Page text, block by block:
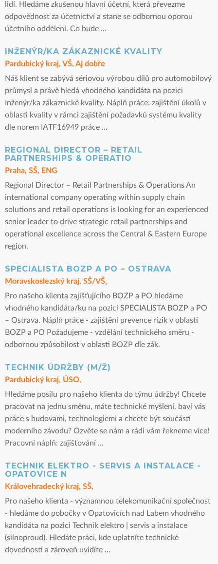
lidí. Hledáme zkušenou hlavní účetní, která převezme
odpovědnost za účetnictví a stane se odbornou oporou
účetního oddělení. Co bude ...
INŽENÝR/KA ZÁKAZNICKÉ KVALITY
Pardubický kraj, VŠ, Aj dobře
Náš klient se zabývá sériovou výrobou dílů pro automobilový
průmysl a právě hledá vhodného kandidáta na pozici
Inženýr/ka zákaznické kvality. Náplň práce: zajištění úkolů v
oblasti kvality v rámci zajištění požadavků systému kvality
dle norem IATF16949 práce ...
REGIONAL DIRECTOR – RETAIL
PARTNERSHIPS & OPERATIO
Praha, SŠ, ENG
Regional Director – Retail Partnerships & Operations An
international company operating within supply chain
solutions and retail operations is looking for an experienced
senior leader to drive strategic retail partnerships and
operational excellence across the Central & Eastern Europe
region.
SPECIALISTA BOZP A PO – OSTRAVA
Moravskoslezský kraj, SŠ/VŠ,
Pro našeho klienta zajišťujícího BOZP a PO hledáme
vhodného kandidáta/ku na pozici SPECIALISTA BOZP a PO
– Ostrava. Náplň práce - zajištění prevence rizik v oblasti
BOZP a PO Požadujeme - vzdělání technického směru -
odbornou způsobilost v oblasti BOZP dle zák.
TECHNIK ÚDRŽBY (M/Ž)
Pardubický kraj, ÚSO,
Hledáme posilu pro našeho klienta do týmu údržby! Chcete
pracovat na jednu směnu, máte technické myšlení, baví vás
práce s budovami, technologiemi a chcete být součástí
moderního závodu? Ozvěte se nám a rádi vám řekneme více!
Pracovní náplň: zajišťování ...
TECHNIK ELEKTRO - SERVIS A INSTALACE -
OPATOVICE N
Královehradecký kraj, SŠ,
Pro našeho klienta - významnou telekomunikační společnost
- hledáme do pobočky v Opatovicích nad Labem vhodného
kandidáta na pozici Technik elektro | servis a instalace
(silnoproud). Hledáte práci, kde uplatníte technické
dovednosti a zároveň uvidíte ...